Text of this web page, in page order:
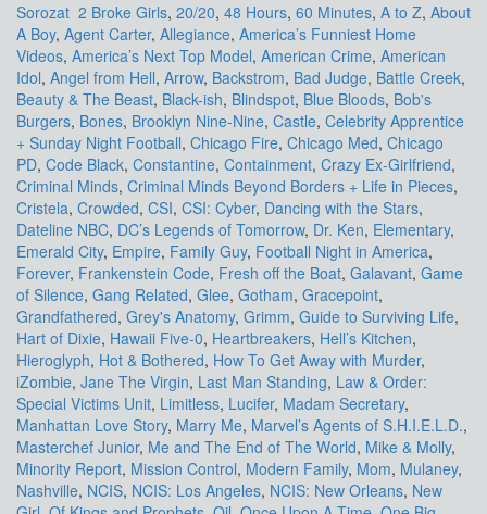
Sorozat 2 Broke Girls, 20/20, 48 Hours, 60 Minutes, A to Z, About
A Boy, Agent Carter, Allegiance, America’s Funniest Home
Videos, America’s Next Top Model, American Crime, American
Idol, Angel from Hell, Arrow, Backstrom, Bad Judge, Battle Creek,
Beauty & The Beast, Black-ish, Blindspot, Blue Bloods, Bob's
Burgers, Bones, Brooklyn Nine-Nine, Castle, Celebrity Apprentice
+ Sunday Night Football, Chicago Fire, Chicago Med, Chicago
PD, Code Black, Constantine, Containment, Crazy Ex-Girlfriend,
Criminal Minds, Criminal Minds Beyond Borders + Life in Pieces,
Cristela, Crowded, CSI, CSI: Cyber, Dancing with the Stars,
Dateline NBC, DC’s Legends of Tomorrow, Dr. Ken, Elementary,
Emerald City, Empire, Family Guy, Football Night in America,
Forever, Frankenstein Code, Fresh off the Boat, Galavant, Game
of Silence, Gang Related, Glee, Gotham, Gracepoint,
Grandfathered, Grey's Anatomy, Grimm, Guide to Surviving Life,
Hart of Dixie, Hawaii Five-0, Heartbreakers, Hell’s Kitchen,
Hieroglyph, Hot & Bothered, How To Get Away with Murder,
iZombie, Jane The Virgin, Last Man Standing, Law & Order:
Special Victims Unit, Limitless, Lucifer, Madam Secretary,
Manhattan Love Story, Marry Me, Marvel’s Agents of S.H.I.E.L.D.,
Masterchef Junior, Me and The End of The World, Mike & Molly,
Minority Report, Mission Control, Modern Family, Mom, Mulaney,
Nashville, NCIS, NCIS: Los Angeles, NCIS: New Orleans, New